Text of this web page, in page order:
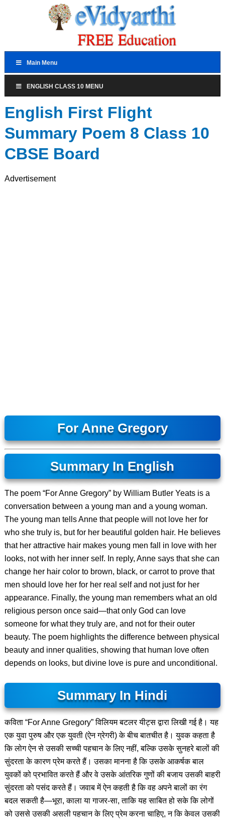
Main Menu
ENGLISH CLASS 10 MENU
English First Flight
Summary Poem 8 Class 10
CBSE Board
Advertisement
For Anne Gregory
Summary In English
The poem “For Anne Gregory” by William Butler Yeats is a
conversation between a young man and a young woman.
The young man tells Anne that people will not love her for
who she truly is, but for her beautiful golden hair. He believes
that her attractive hair makes young men fall in love with her
looks, not with her inner self. In reply, Anne says that she can
change her hair color to brown, black, or carrot to prove that
men should love her for her real self and not just for her
appearance. Finally, the young man remembers what an old
religious person once said—that only God can love
someone for what they truly are, and not for their outer
beauty. The poem highlights the difference between physical
beauty and inner qualities, showing that human love often
depends on looks, but divine love is pure and unconditional.
Summary In Hindi
कविता “For Anne Gregory” विलियम बटलर यीट्स द्वारा लिखी गई है। यह
एक युवा पुरुष और एक युवती (ऐन ग्रेगरी) के बीच बातचीत है। युवक कहता है
कि लोग ऐन से उसकी सच्ची पहचान के लिए नहीं, बल्कि उसके सुनहरे बालों की
सुंदरता के कारण प्रेम करते हैं। उसका मानना है कि उसके आकर्षक बाल
युवकों को प्रभावित करते हैं और वे उसके आंतरिक गुणों की बजाय उसकी बाहरी
सुंदरता को पसंद करते हैं। जवाब में ऐन कहती है कि वह अपने बालों का रंग
बदल सकती है—भूरा, काला या गाजर-सा, ताकि यह साबित हो सके कि लोगों
को उससे उसकी असली पहचान के लिए प्रेम करना चाहिए, न कि केवल उसकी